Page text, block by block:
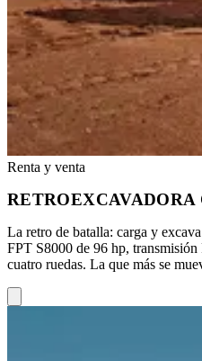
Renta y venta
RETROEXCAVADORA
La retro de batalla: carga y
FPT S8000 de 96 hp,
cuatro ruedas. La que más se